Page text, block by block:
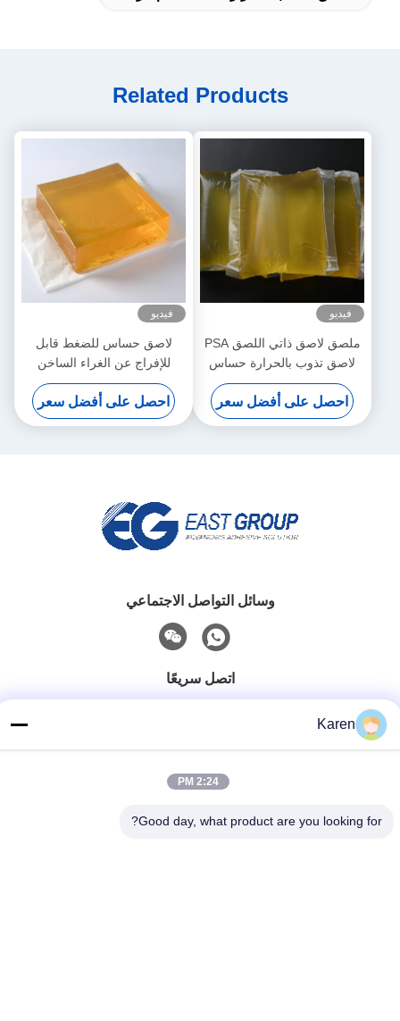
Related Products
فيديو
ملصق لاصق ذاتي اللصق PSA
لاصق تذوب بالحرارة حساس
بالضغط الساخن
احصل على أفضل سعر
فيديو
لاصق حساس للضغط قابل
للإفراج عن الغراء الساخن
المقاوم للماء لورق تزيين الجدار
ثلاثي الأبعاد
احصل على أفضل سعر
وسائل التواصل الاجتماعي
اتصل سريعًا
تيل
Karen
2:24 PM
Good day, what product are you looking for?